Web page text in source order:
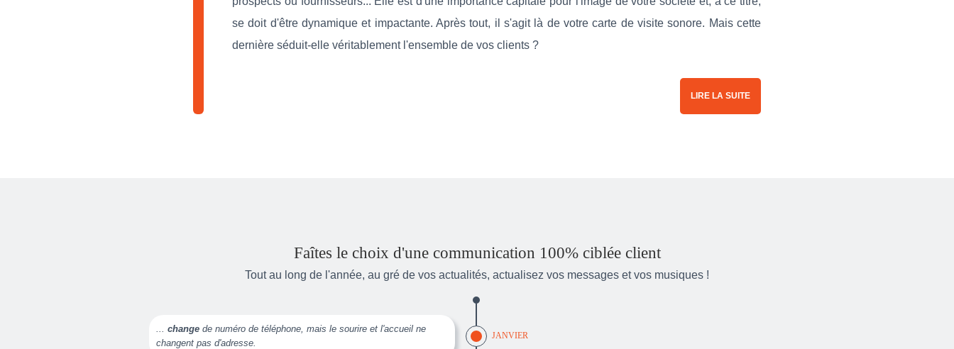
se doit d'être dynamique et impactante. Après tout, il s'agit là de votre carte de visite sonore. Mais cette
dernière séduit-elle véritablement l'ensemble de vos clients ?
LIRE LA SUITE
Faîtes le choix d'une communication 100% ciblée client
Tout au long de l'année, au gré de vos actualités, actualisez vos messages et vos musiques !
changede numéro de téléphone, mais le sourire et l'accueil ne
changent pas d'adresse.
JANVIER